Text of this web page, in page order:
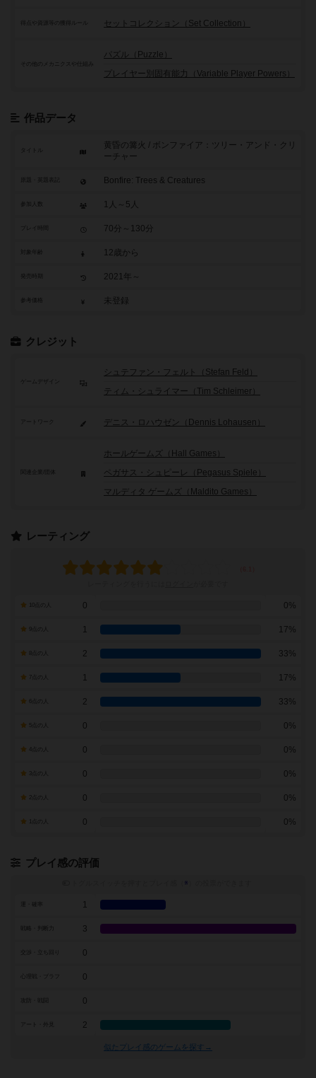
セットコレクション（Set Collection）
その他のメカニクスや仕組み
パズル（Puzzle）
プレイヤー別固有能力（Variable Player Powers）
作品データ
タイトル
黄昏の篝火 / ボンファイア：ツリー・アンド・クリ
ーチャー
Bonfire: Trees & Creatures
参加人数 1人～5人
70分～130分
12歳から
2021年～
参考価格 未登録
クレジット
ゲームデザイン
シュテファン・フェルト（Stefan Feld）
ティム・シュライマー（Tim Schleimer）
アートワーク デニス・ロハウゼン（Dennis Lohausen）
ホールゲームズ（Hall Games）
ペガサス・シュピーレ（Pegasus Spiele）
マルディタ ゲームズ（Maldito Games）
レーティング
0 0%
1 17%
2 33%
7点の人 1 17%
2 33%
0 0%
0 0%
0 0%
0 0%
0 0%
プレイ感の評価
※
1
戦略・判断力 3
0
0
0
アート・外見 2
似たプレイ感のゲームを探す→